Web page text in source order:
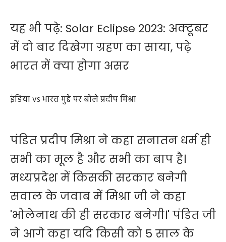
यह भी पढ़े: Solar Eclipse 2023: अक्टूबर
में दो बार दिखेगा ग्रहण का साया, पढ़े
भारत में क्या होगा असर
इंडिया vs भारत मुद्दे पर बोले प्रदीप मिश्रा
पंडित प्रदीप मिश्रा ने कहा सनातन धर्म ही
सभी का मूल है और सभी का बाप है।
मध्यप्रदेश में किसकी सरकार बनेगी
सवाल के जवाब में मिश्रा जी ने कहा
'भोलेनाथ की ही सरकार बनेगी।' पंडित जी
ने आगे कहा यदि किसी को 5 साल के